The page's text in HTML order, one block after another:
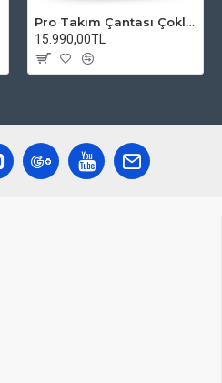
Pro Takım Çantası Çoklu Tamir Seti
15.990,00TL